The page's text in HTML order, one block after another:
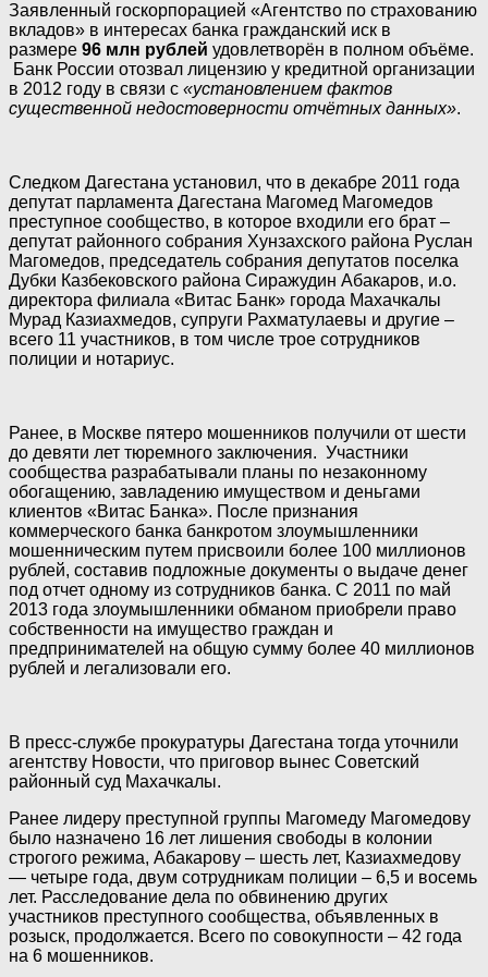
Заявленный госкорпорацией «Агентство по страхованию
вкладов» в интересах банка гражданский иск в
размере 96 млн рублей удовлетворён в полном объёме.
Банк России отозвал лицензию у кредитной организации
в 2012 году в связи с «установлением фактов
существенной недостоверности отчётных данных».
Следком Дагестана установил, что в декабре 2011 года
депутат парламента Дагестана Магомед Магомедов
преступное сообщество, в которое входили его брат –
депутат районного собрания Хунзахского района Руслан
Магомедов, председатель собрания депутатов поселка
Дубки Казбековского района Сиражудин Абакаров, и.о.
директора филиала «Витас Банк» города Махачкалы
Мурад Казиахмедов, супруги Рахматулаевы и другие –
всего 11 участников, в том числе трое сотрудников
полиции и нотариус.
Ранее, в Москве пятеро мошенников получили от шести
до девяти лет тюремного заключения. Участники
сообщества разрабатывали планы по незаконному
обогащению, завладению имуществом и деньгами
клиентов «Витас Банка». После признания
коммерческого банка банкротом злоумышленники
мошенническим путем присвоили более 100 миллионов
рублей, составив подложные документы о выдаче денег
под отчет одному из сотрудников банка. С 2011 по май
2013 года злоумышленники обманом приобрели право
собственности на имущество граждан и
предпринимателей на общую сумму более 40 миллионов
рублей и легализовали его.
В пресс-службе прокуратуры Дагестана тогда уточнили
агентству Новости, что приговор вынес Советский
районный суд Махачкалы.
Ранее лидеру преступной группы Магомеду Магомедову
было назначено 16 лет лишения свободы в колонии
строгого режима, Абакарову – шесть лет, Казиахмедову
— четыре года, двум сотрудникам полиции – 6,5 и восемь
лет. Расследование дела по обвинению других
участников преступного сообщества, объявленных в
розыск, продолжается. Всего по совокупности – 42 года
на 6 мошенников.